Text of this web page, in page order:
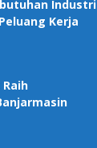
Industri
Kerja